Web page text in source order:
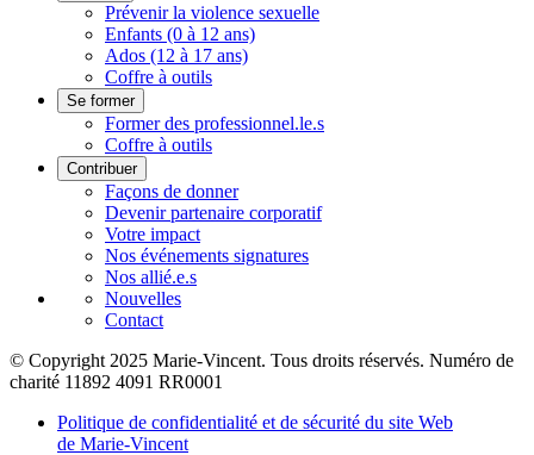
Prévenir la violence sexuelle
Enfants (0 à 12 ans)
Ados (12 à 17 ans)
Coffre à outils
Se former
Former des professionnel.le.s
Coffre à outils
Contribuer
Façons de donner
Devenir partenaire corporatif
Votre impact
Nos événements signatures
Nos allié.e.s
Nouvelles
Contact
© Copyright 2025 Marie-Vincent. Tous droits réservés. Numéro de
charité 11892 4091 RR0001
Politique de confidentialité et de sécurité du site Web
de Marie-Vincent